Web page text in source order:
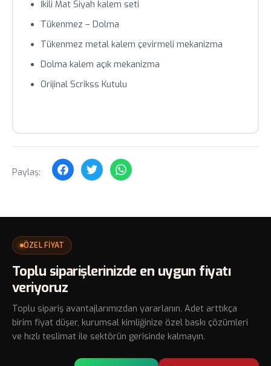
geçin.
İkili Mat Siyah kalem seti
Tükenmez – Dolma
Tükenmez metal kalem çevirmeli mekanizma
Dolma kalem açık mekanizma
Orijinal Scrikss Kutulu
Paylaş:
ÖZEL FİYAT
Toplu siparişlerinizde en uygun fiyatı
veriyoruz
Toplu sipariş avantajlarımızdan yararlanın. Adet arttıkça
birim fiyat düşer, kurumsal kimliğinize özel baskı çözümleri
ve hızlı teslimat ile sektörün gerisinde kalmayın.